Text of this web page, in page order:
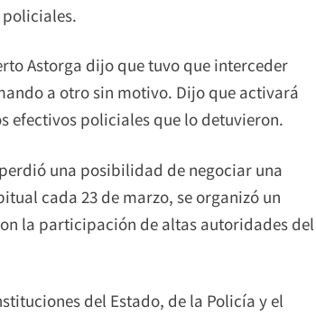
Astorga dijo que tuvo que interceder
a otro sin motivo. Dijo que activará
efectivos policiales que lo detuvieron.
una posibilidad de negociar una
cada 23 de marzo, se organizó un
la participación de altas autoridades del
del Estado, de la Policía y el